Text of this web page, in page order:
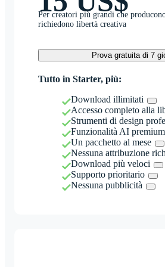
Per creatori più grandi che
richiedono libertà creativa
Prova gratuita di 7
Tutto in Starter, più:
Download illimitati
Accesso completo alla
Strumenti di design
Funzionalità AI premium
Un pacchetto al mese
Nessuna attribuzione
Download più veloci
Supporto prioritario
Nessuna pubblicità